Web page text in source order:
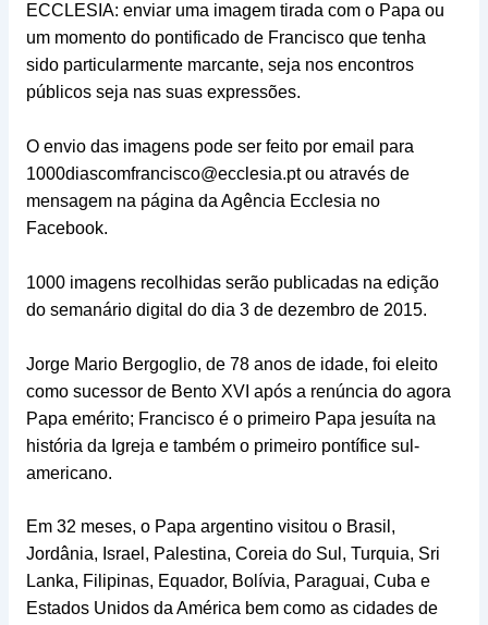
ECCLESIA: enviar uma imagem tirada com o Papa ou
um momento do pontificado de Francisco que tenha
sido particularmente marcante, seja nos encontros
públicos seja nas suas expressões.
O envio das imagens pode ser feito por email para
1000diascomfrancisco@ecclesia.pt ou através de
mensagem na página da Agência Ecclesia no
Facebook.
1000 imagens recolhidas serão publicadas na edição
do semanário digital do dia 3 de dezembro de 2015.
Jorge Mario Bergoglio, de 78 anos de idade, foi eleito
como sucessor de Bento XVI após a renúncia do agora
Papa emérito; Francisco é o primeiro Papa jesuíta na
história da Igreja e também o primeiro pontífice sul-
americano.
Em 32 meses, o Papa argentino visitou o Brasil,
Jordânia, Israel, Palestina, Coreia do Sul, Turquia, Sri
Lanka, Filipinas, Equador, Bolívia, Paraguai, Cuba e
Estados Unidos da América bem como as cidades de